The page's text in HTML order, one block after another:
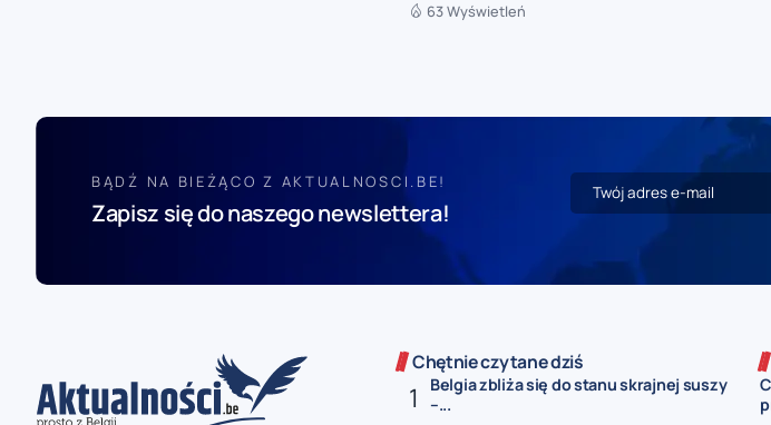
63 Wyświetleń
BĄDŹ NA BIEŻĄCO Z AKTUALNOSCI.BE!
Zapisz się do naszego newslettera!
Chętnie czytane dziś
Belgia zbliża się do stanu skrajnej suszy
–...